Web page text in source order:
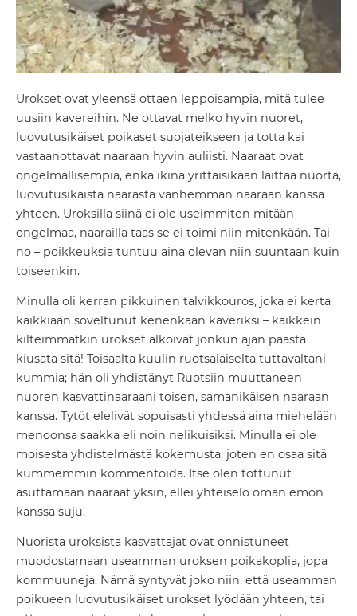
Urokset ovat yleensä ottaen leppoisampia, mitä tulee
uusiin kavereihin. Ne ottavat melko hyvin nuoret,
luovutusikäiset poikaset suojateikseen ja totta kai
vastaanottavat naaraan hyvin auliisti. Naaraat ovat
ongelmallisempia, enkä ikinä yrittäisikään laittaa nuorta,
luovutusikäistä naarasta vanhemman naaraan kanssa
yhteen. Uroksilla siinä ei ole useimmiten mitään
ongelmaa, naarailla taas se ei toimi niin mitenkään. Tai
no – poikkeuksia tuntuu aina olevan niin suuntaan kuin
toiseenkin.
Minulla oli kerran pikkuinen talvikkouros, joka ei kerta
kaikkiaan soveltunut kenenkään kaveriksi – kaikkein
kilteimmätkin urokset alkoivat jonkun ajan päästä
kiusata sitä! Toisaalta kuulin ruotsalaiselta tuttavaltani
kummia; hän oli yhdistänyt Ruotsiin muuttaneen
nuoren kasvattinaaraani toisen, samanikäisen naaraan
kanssa. Tytöt elelivät sopuisasti yhdessä aina miehelään
menoonsa saakka eli noin nelikuisiksi. Minulla ei ole
moisesta yhdistelmästä kokemusta, joten en osaa sitä
kummemmin kommentoida. Itse olen tottunut
asuttamaan naaraat yksin, ellei yhteiselo oman emon
kanssa suju.
Nuorista uroksista kasvattajat ovat onnistuneet
muodostamaan useamman uroksen poikakoplia, jopa
kommuuneja. Nämä syntyvät joko niin, että useamman
poikueen luovutusikäiset urokset lyödään yhteen, tai